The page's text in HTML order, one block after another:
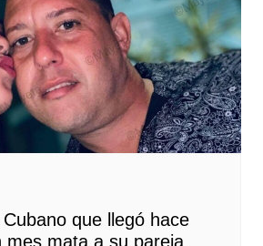
que llegó hace
mes mata a su pareja